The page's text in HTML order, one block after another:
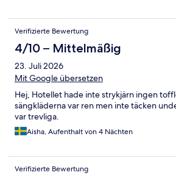
Verifizierte Bewertung
4/10 – Mittelmäßig
23. Juli 2026
Mit Google übersetzen
Hej, Hotellet hade inte strykjärn ingen
sängkläderna var ren men inte täcken
var trevliga.
Aisha, Aufenthalt von 4 Nächten
Verifizierte Bewertung